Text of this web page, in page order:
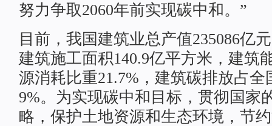
努力争取2060年前实现碳中和。”
目前，我国建筑业总产值235086亿
建筑施工面积140.9亿平方米，建筑
源消耗比重21.7%，建筑碳排放占全
9%。为实现碳中和目标，贯彻国家
略，保护土地资源和生态环境，节